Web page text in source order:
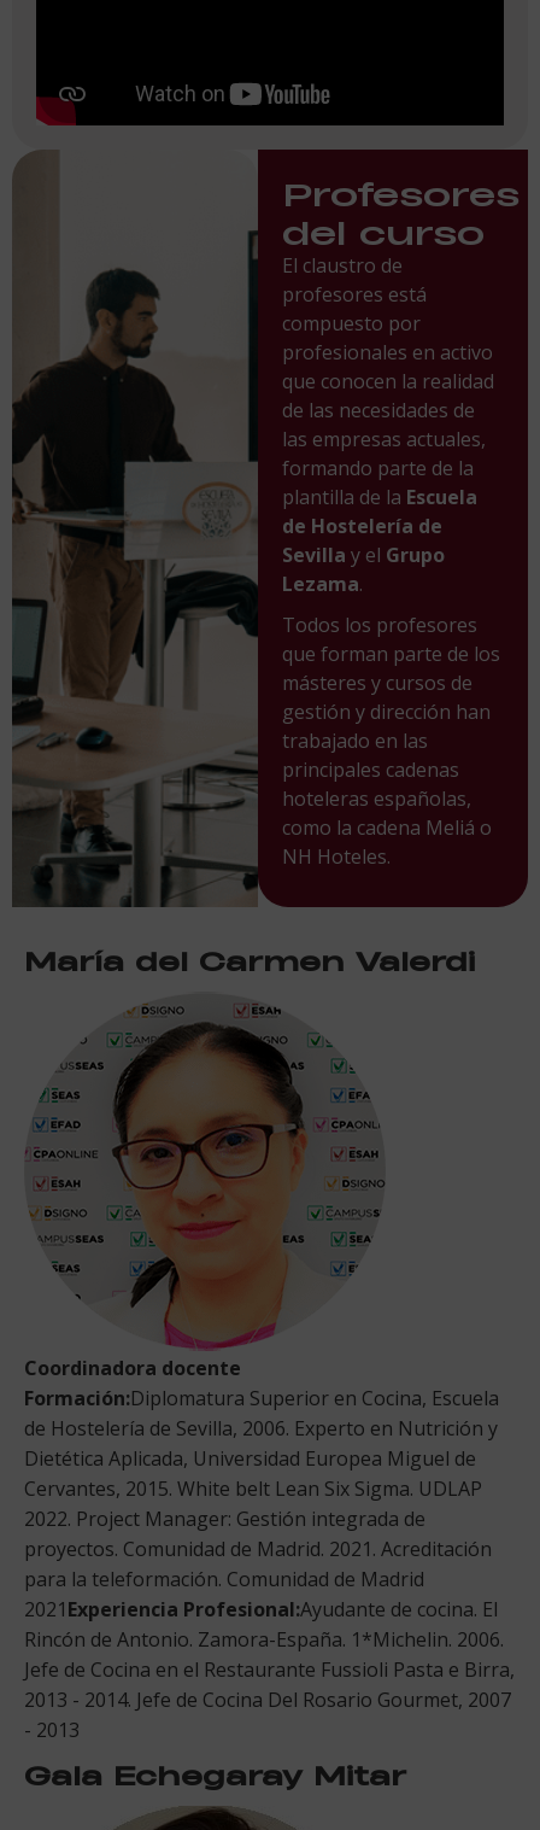
Profesores
del curso
El claustro de
profesores está
compuesto por
profesionales en activo
que conocen la realidad
de las necesidades de
las empresas actuales,
formando parte de la
plantilla de la Escuela
de Hostelería de
Sevilla y el Grupo
Lezama.
Todos los profesores
que forman parte de los
másteres y cursos de
gestión y dirección han
trabajado en las
principales cadenas
hoteleras españolas,
como la cadena Meliá o
NH Hoteles.
María del Carmen Valerdi
Coordinadora docente
Formación:Diplomatura Superior en Cocina, Escuela
de Hostelería de Sevilla, 2006. Experto en Nutrición y
Dietética Aplicada, Universidad Europea Miguel de
Cervantes, 2015. White belt Lean Six Sigma. UDLAP
2022. Project Manager: Gestión integrada de
proyectos. Comunidad de Madrid. 2021. Acreditación
para la teleformación. Comunidad de Madrid
2021Experiencia Profesional:Ayudante de cocina. El
Rincón de Antonio. Zamora-España. 1*Michelin. 2006.
Jefe de Cocina en el Restaurante Fussioli Pasta e Birra,
2013 - 2014. Jefe de Cocina Del Rosario Gourmet, 2007
- 2013
Gala Echegaray Mitar